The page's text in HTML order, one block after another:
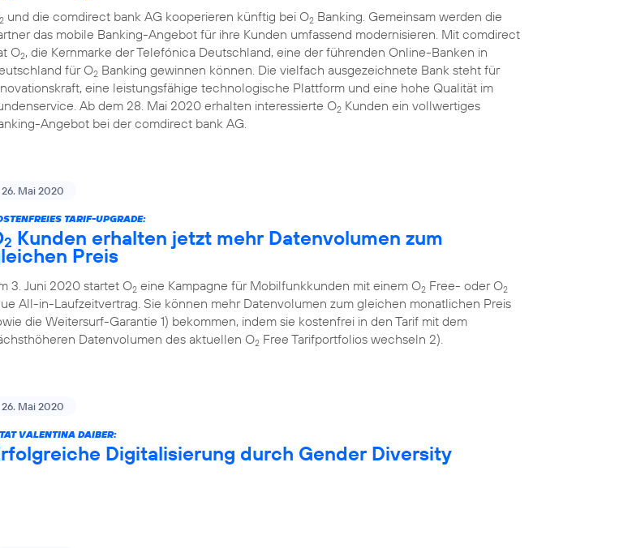
2 und die comdirect bank AG kooperieren künftig bei O2 Banking. Gemeinsam werden die
das mobile Banking-Angebot für ihre Kunden umfassend modernisieren. Mit comdirect
O2, die Kernmarke der Telefónica Deutschland, eine der führenden Online-Banken in
für O2 Banking gewinnen können. Die vielfach ausgezeichnete Bank steht für
eine leistungsfähige technologische Plattform und eine hohe Qualität im
Ab dem 28. Mai 2020 erhalten interessierte O2 Kunden ein vollwertiges
Angebot bei der comdirect bank AG.
26. Mai 2020
TARIF-UPGRADE:
2 Kunden erhalten jetzt mehr Datenvolumen zum
Preis
3. Juni 2020 startet O2 eine Kampagne für Mobilfunkkunden mit einem O2 Free- oder O2
All-in-Laufzeitvertrag. Sie können mehr Datenvolumen zum gleichen monatlichen Preis
die Weitersurf-Garantie 1) bekommen, indem sie kostenfrei in den Tarif mit dem
Datenvolumen des aktuellen O2 Free Tarifportfolios wechseln 2).
26. Mai 2020
VALENTINA DAIBER:
Digitalisierung durch Gender Diversity